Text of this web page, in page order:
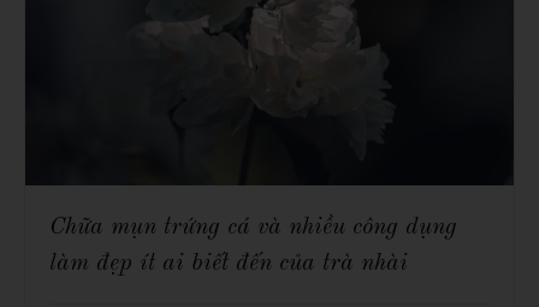
Chữa mụn trứng cá và nhiều công dụng
làm đẹp ít ai biết đến của trà nhài